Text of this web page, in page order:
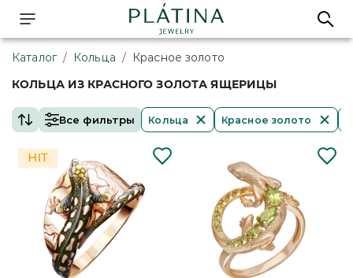
Каталог / Кольца / Красное золото
КОЛЬЦА ИЗ КРАСНОГО ЗОЛОТА ЯЩЕРИЦЫ
Все фильтры Кольца Красное золото